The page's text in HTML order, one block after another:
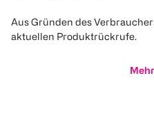
Aus Gründen des
aktuellen Produktrückrufe.